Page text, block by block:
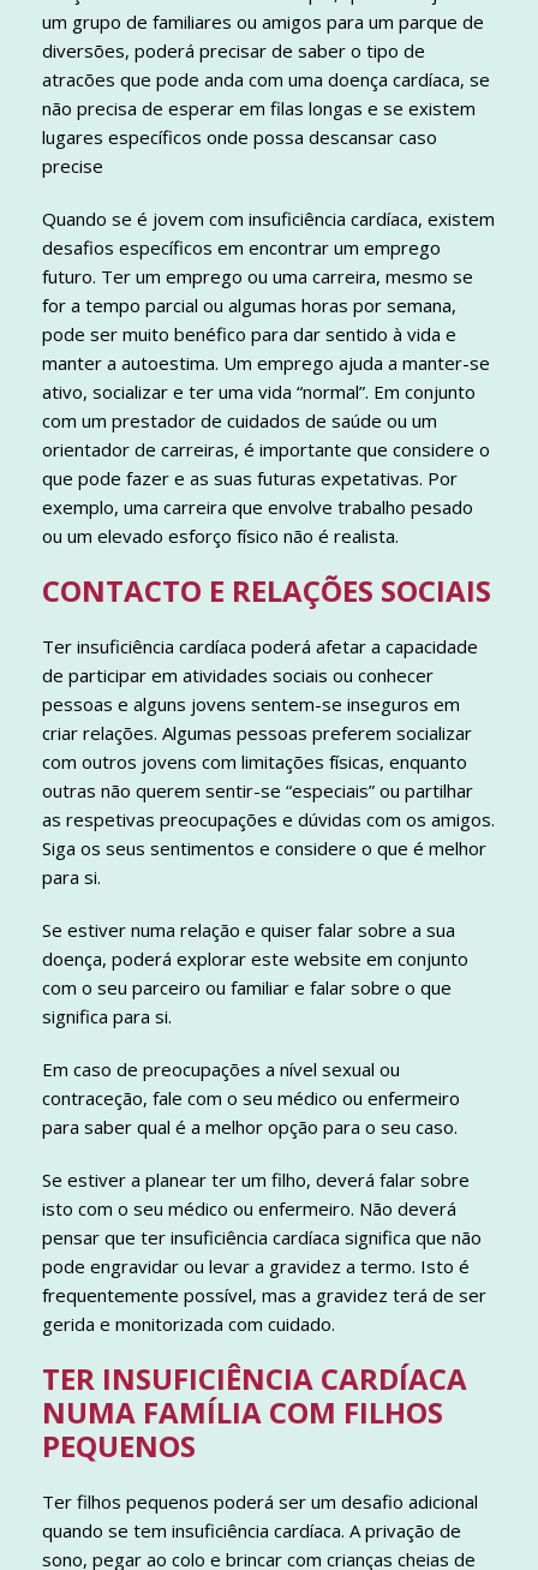
um grupo de familiares ou amigos para um parque de
diversões, poderá precisar de saber o tipo de
atracões que pode anda com uma doença cardíaca, se
não precisa de esperar em filas longas e se existem
lugares específicos onde possa descansar caso
precise
Quando se é jovem com insuficiência cardíaca, existem
desafios específicos em encontrar um emprego
futuro. Ter um emprego ou uma carreira, mesmo se
for a tempo parcial ou algumas horas por semana,
pode ser muito benéfico para dar sentido à vida e
manter a autoestima. Um emprego ajuda a manter-se
ativo, socializar e ter uma vida “normal”. Em conjunto
com um prestador de cuidados de saúde ou um
orientador de carreiras, é importante que considere o
que pode fazer e as suas futuras expetativas. Por
exemplo, uma carreira que envolve trabalho pesado
ou um elevado esforço físico não é realista.
CONTACTO E RELAÇÕES SOCIAIS
Ter insuficiência cardíaca poderá afetar a capacidade
de participar em atividades sociais ou conhecer
pessoas e alguns jovens sentem-se inseguros em
criar relações. Algumas pessoas preferem socializar
com outros jovens com limitações físicas, enquanto
outras não querem sentir-se “especiais” ou partilhar
as respetivas preocupações e dúvidas com os amigos.
Siga os seus sentimentos e considere o que é melhor
para si.
Se estiver numa relação e quiser falar sobre a sua
doença, poderá explorar este website em conjunto
com o seu parceiro ou familiar e falar sobre o que
significa para si.
Em caso de preocupações a nível sexual ou
contraceção, fale com o seu médico ou enfermeiro
para saber qual é a melhor opção para o seu caso.
Se estiver a planear ter um filho, deverá falar sobre
isto com o seu médico ou enfermeiro. Não deverá
pensar que ter insuficiência cardíaca significa que não
pode engravidar ou levar a gravidez a termo. Isto é
frequentemente possível, mas a gravidez terá de ser
gerida e monitorizada com cuidado.
TER INSUFICIÊNCIA CARDÍACA
NUMA FAMÍLIA COM FILHOS
PEQUENOS
Ter filhos pequenos poderá ser um desafio adicional
quando se tem insuficiência cardíaca. A privação de
sono, pegar ao colo e brincar com crianças cheias de